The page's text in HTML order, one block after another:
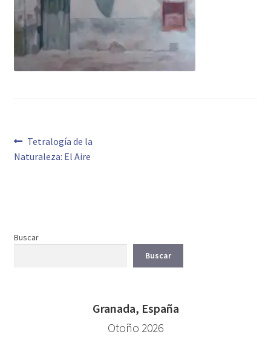
Navegación
de
Anterior:
Tetralogía de la
Naturaleza: El Aire
Buscar
Buscar
Granada, España
Otoño 2026